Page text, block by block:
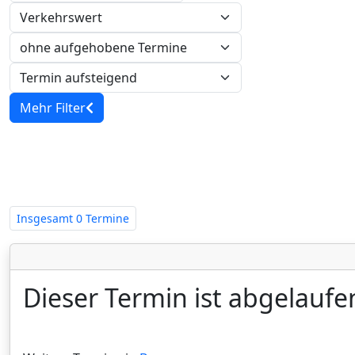
Verkehrswert
Mehr Filter
Insgesamt 0 Termine
Dieser Termin ist